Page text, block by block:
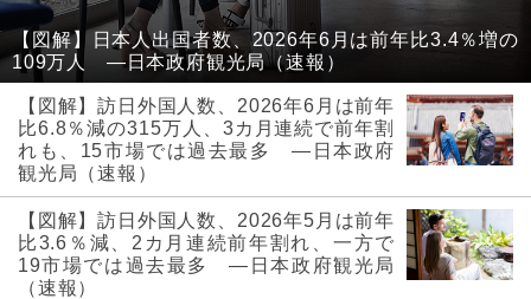
【図解】日本人出国者数、2026年6月は前年比3.4％増の
109万人 ―日本政府観光局（速報）
【図解】訪日外国人数、2026年6月は前年
比6.8％減の315万人、3カ月連続で前年割
れも、15市場では過去最多 ―日本政府
観光局（速報）
【図解】訪日外国人数、2026年5月は前年
比3.6％減、2カ月連続前年割れ、一方で
19市場では過去最多 ―日本政府観光局
（速報）